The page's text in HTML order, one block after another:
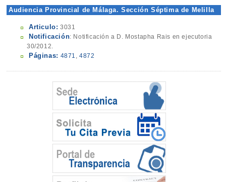
Audiencia Provincial de Málaga. Sección Séptima de Melilla
Articulo: 3031
Notificación: Notificación a D. Mostapha Rais en ejecutoria
30/2012.
Páginas: 4871 ,4872